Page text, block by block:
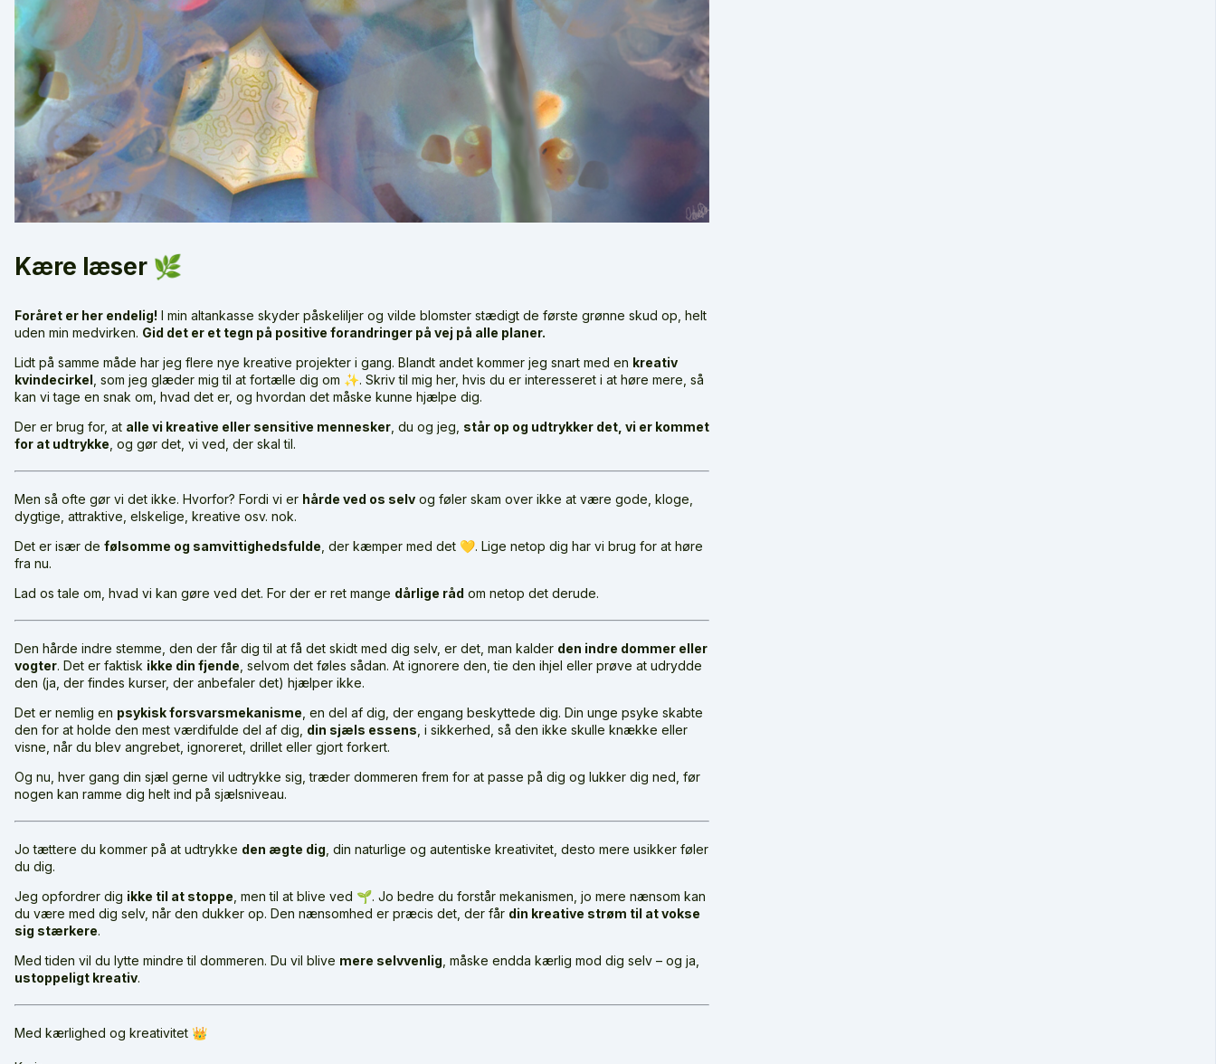
Kære læser 🌿
Foråret er her endelig! I min altankasse skyder påskeliljer og vilde blomster stædigt de første grønne skud op, helt
uden min medvirken. Gid det er et tegn på positive forandringer på vej på alle planer.
Lidt på samme måde har jeg flere nye kreative projekter i gang. Blandt andet kommer jeg snart med en kreativ
kvindecirkel , som jeg glæder mig til at fortælle dig om ✨. Skriv til mig her, hvis du er interesseret i at høre mere, så
kan vi tage en snak om, hvad det er, og hvordan det måske kunne hjælpe dig.
Der er brug for, at alle vi kreative eller sensitive mennesker , du og jeg, står op og udtrykker det, vi er kommet
for at udtrykke , og gør det, vi ved, der skal til.
Men så ofte gør vi det ikke. Hvorfor? Fordi vi er hårde ved os selv og føler skam over ikke at være gode, kloge,
dygtige, attraktive, elskelige, kreative osv. nok.
Det er især de følsomme og samvittighedsfulde , der kæmper med det 💛. Lige netop dig har vi brug for at høre
fra nu.
Lad os tale om, hvad vi kan gøre ved det. For der er ret mange dårlige råd om netop det derude.
Den hårde indre stemme, den der får dig til at få det skidt med dig selv, er det, man kalder den indre dommer eller
vogter. Det er faktisk ikke din fjende , selvom det føles sådan. At ignorere den, tie den ihjel eller prøve at udrydde
den (ja, der findes kurser, der anbefaler det) hjælper ikke.
Det er nemlig en psykisk forsvarsmekanisme , en del af dig, der engang beskyttede dig. Din unge psyke skabte
den for at holde den mest værdifulde del af dig, din sjæls essens , i sikkerhed, så den ikke skulle knække eller
visne, når du blev angrebet, ignoreret, drillet eller gjort forkert.
Og nu, hver gang din sjæl gerne vil udtrykke sig, træder dommeren frem for at passe på dig og lukker dig ned, før
nogen kan ramme dig helt ind på sjælsniveau.
Jo tættere du kommer på at udtrykke den ægte dig , din naturlige og autentiske kreativitet, desto mere usikker føler
du dig.
Jeg opfordrer dig ikke til at stoppe , men til at blive ved 🌱. Jo bedre du forstår mekanismen, jo mere nænsom kan
du være med dig selv, når den dukker op. Den nænsomhed er præcis det, der får din kreative strøm til at vokse
sig stærkere.
Med tiden vil du lytte mindre til dommeren. Du vil blive mere selvvenlig , måske endda kærlig mod dig selv – og ja,
ustoppeligt kreativ.
Med kærlighed og kreativitet 👑